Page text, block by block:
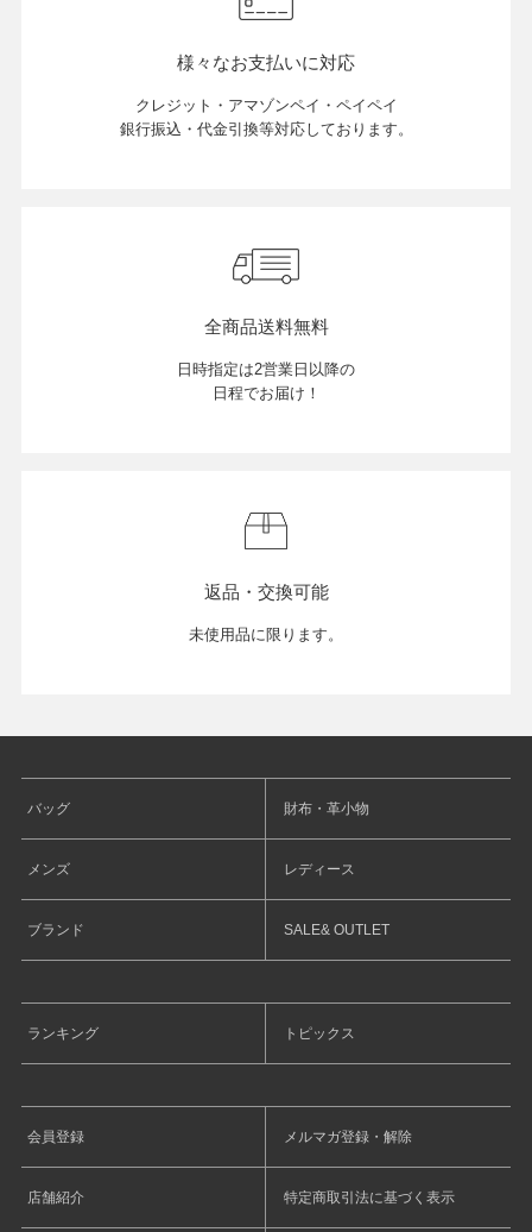
様々なお支払いに対応
クレジット・アマゾンペイ・ペイペイ
銀行振込・代金引換等対応しております。
全商品送料無料
日時指定は2営業日以降の
日程でお届け！
返品・交換可能
未使用品に限ります。
バッグ 財布・革小物
メンズ レディース
ブランド SALE& OUTLET
ランキング トピックス
会員登録 メルマガ登録・解除
店舗紹介 特定商取引法に基づく表示